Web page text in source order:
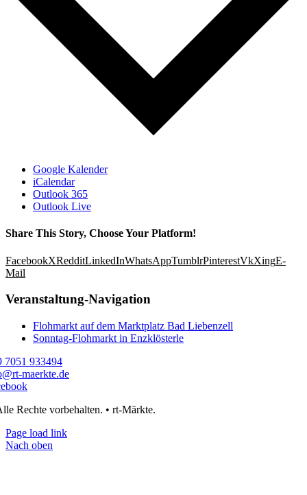
Google Kalender
iCalendar
Outlook 365
Outlook Live
Share This Story, Choose Your Platform!
FacebookXRedditLinkedInWhatsAppTumblrPinterestVkXingE-
Mail
Veranstaltung-Navigation
Flohmarkt auf dem Marktplatz Bad Liebenzell
Sonntag-Flohmarkt in Enzklösterle
7051 933494
maerkte.de
Rechte vorbehalten. • rt-Märkte.
Page load link
Nach oben